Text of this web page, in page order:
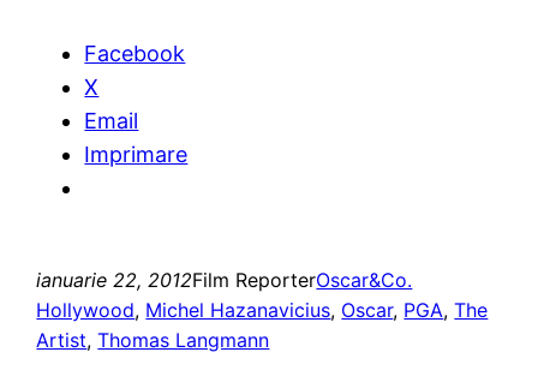
Facebook
X
Email
Imprimare
ianuarie 22, 2012Film ReporterOscar&Co.
Hollywood, Michel Hazanavicius, Oscar, PGA, The
Artist, Thomas Langmann